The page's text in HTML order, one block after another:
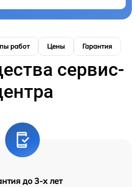
работ Цены Гарантия
сервис-
до 3-х лет